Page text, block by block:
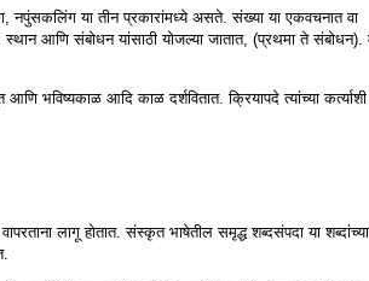
नपुंसकलिंग या तीन प्रकारांमध्ये असते. संख्या या एकवचनात वा
आणि संबोधन यांसाठी योजल्या जातात, (प्रथमा ते संबोधन).
आणि भविष्यकाळ आदि काळ दर्शवितात. क्रियापदे त्यांच्या
लागू होतात. संस्कृत भाषेतील समृद्ध शब्दसंपदा या शब्दांच्या